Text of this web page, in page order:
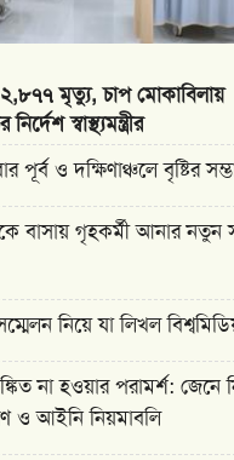
২,৮৭৭ মৃত্যু, চাপ মোকাবিলায়
স্বাস্থ্যমন্ত্রীর
ও দক্ষিণাঞ্চলে বৃষ্টির
বাসায় গৃহকর্মী আনার
নিয়ে যা লিখল
না হওয়ার পরামর্শ: জেনে
ও আইনি নিয়মাবলি